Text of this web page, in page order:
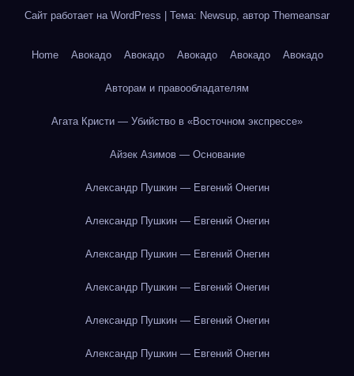
Сайт работает на WordPress Тема: Newsup, автор Themeansar
Home Авокадо Авокадо Авокадо Авокадо Авокадо
Авторам и правообладателям
Агата Кристи — Убийство в «Восточном экспрессе»
Айзек Азимов — Основание
Александр Пушкин — Евгений Онегин
Александр Пушкин — Евгений Онегин
Александр Пушкин — Евгений Онегин
Александр Пушкин — Евгений Онегин
Александр Пушкин — Евгений Онегин
Александр Пушкин — Евгений Онегин